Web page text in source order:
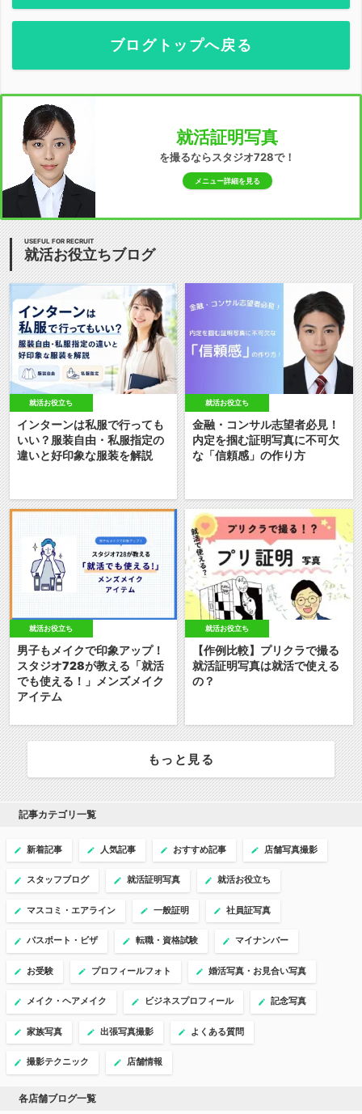
ブログトップへ戻る
就活証明写真
を撮るならスタジオ728で！
メニュー詳細を見る
USEFUL FOR RECRUIT
就活お役立ちブログ
就活お役立ち
インターンは私服で行っても
いい？服装自由・私服指定の
違いと好印象な服装を解説
就活お役立ち
金融・コンサル志望者必見！
内定を掴む証明写真に不可欠
な「信頼感」の作り方
就活お役立ち
男子もメイクで印象アップ！
スタジオ728が教える「就活
でも使える！」メンズメイク
アイテム
就活お役立ち
【作例比較】プリクラで撮る
就活証明写真は就活で使える
の？
もっと見る
記事カテゴリ一覧
新着記事 人気記事 おすすめ記事 店舗写真撮影
スタッフブログ 就活証明写真 就活お役立ち
マスコミ・エアライン 一般証明 社員証写真
パスポート・ビザ 転職・資格試験 マイナンバー
お受験 プロフィールフォト 婚活写真・お見合い写真
メイク・ヘアメイク ビジネスプロフィール 記念写真
家族写真 出張写真撮影 よくある質問
撮影テクニック 店舗情報
各店舗ブログ一覧